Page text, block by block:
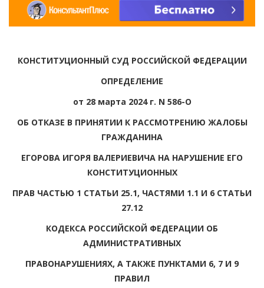
КОНСТИТУЦИОННЫЙ СУД РОССИЙСКОЙ ФЕДЕРАЦИИ
ОПРЕДЕЛЕНИЕ
от 28 марта 2024 г. N 586-О
ОБ ОТКАЗЕ В ПРИНЯТИИ К РАССМОТРЕНИЮ ЖАЛОБЫ
ГРАЖДАНИНА
ЕГОРОВА ИГОРЯ ВАЛЕРИЕВИЧА НА НАРУШЕНИЕ ЕГО
КОНСТИТУЦИОННЫХ
ПРАВ ЧАСТЬЮ 1 СТАТЬИ 25.1, ЧАСТЯМИ 1.1 И 6 СТАТЬИ
27.12
КОДЕКСА РОССИЙСКОЙ ФЕДЕРАЦИИ ОБ
АДМИНИСТРАТИВНЫХ
ПРАВОНАРУШЕНИЯХ, А ТАКЖЕ ПУНКТАМИ 6, 7 И 9
ПРАВИЛ